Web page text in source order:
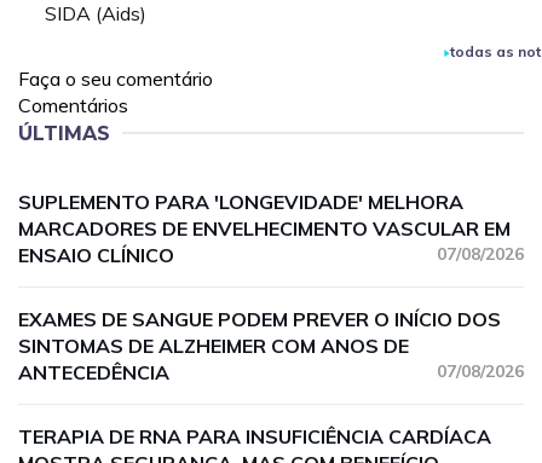
SIDA (Aids)
todas as
Faça o seu comentário
Comentários
ÚLTIMAS
SUPLEMENTO PARA 'LONGEVIDADE' MELHORA
MARCADORES DE ENVELHECIMENTO VASCULAR EM
ENSAIO CLÍNICO
07/08/2026
EXAMES DE SANGUE PODEM PREVER O INÍCIO DOS
SINTOMAS DE ALZHEIMER COM ANOS DE
ANTECEDÊNCIA
07/08/2026
TERAPIA DE RNA PARA INSUFICIÊNCIA CARDÍACA